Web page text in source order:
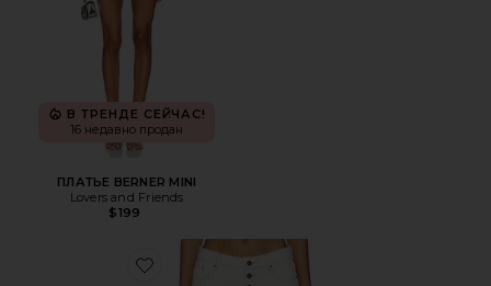
В ТРЕНДЕ СЕЙЧАС!
16 недавно продан
ПЛАТЬЕ BERNER MINI
Lovers and Friends
$199
Favorite ДЖИНСЫ PENNY